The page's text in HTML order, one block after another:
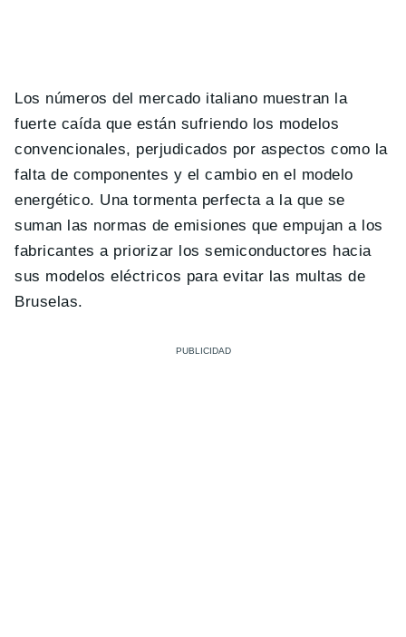
Los números del mercado italiano muestran la
fuerte caída que están sufriendo los modelos
convencionales, perjudicados por aspectos como la
falta de componentes y el cambio en el modelo
energético. Una tormenta perfecta a la que se
suman las normas de emisiones que empujan a los
fabricantes a priorizar los semiconductores hacia
sus modelos eléctricos para evitar las multas de
Bruselas.